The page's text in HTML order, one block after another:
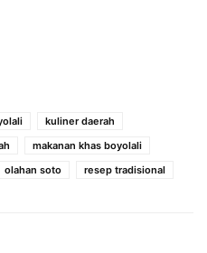
kuliner daerah
makanan khas boyolali
olahan soto resep tradisional